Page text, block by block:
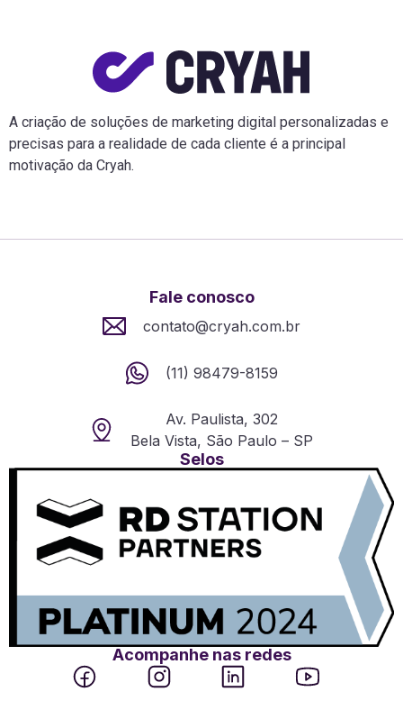
A criação de soluções de marketing digital personalizadas e
precisas para a realidade de cada cliente é a principal
motivação da Cryah.
Fale conosco
contato@cryah.com.br
(11) 98479-8159
Av. Paulista, 302
Bela Vista, São Paulo – SP
Selos
Acompanhe nas redes